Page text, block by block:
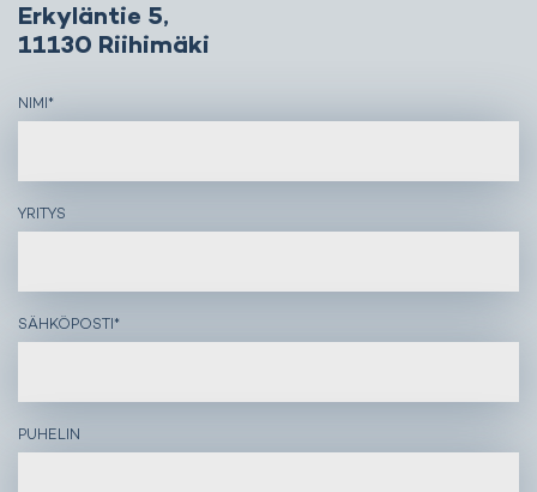
Erkyläntie 5,
11130 Riihimäki
NIMI *
YRITYS
SÄHKÖPOSTI *
PUHELIN